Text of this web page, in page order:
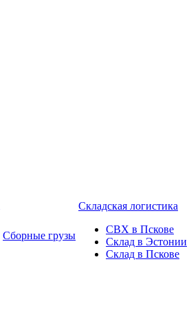
Сборные грузы
Складская логистика
СВХ в Пскове
Склад в Эстонии
Склад в Пскове